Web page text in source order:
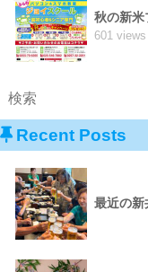
秋の新米
601 views
Recent Posts
最近の新